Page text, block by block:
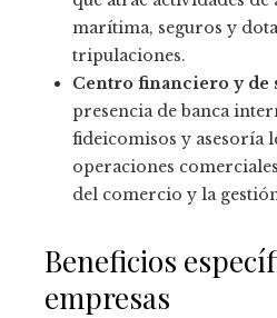
marítima, seguros y
tripulaciones.
Centro financiero y de
presencia de banca
fideicomisos y asesoría
operaciones
del comercio y la
Beneficios
empresas